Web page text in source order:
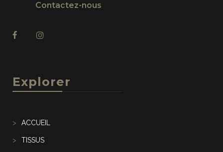
Contactez-nous
Explorer
ACCUEIL
TISSUS